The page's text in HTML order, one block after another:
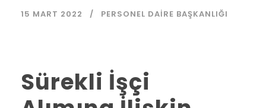
15 MART 2022 PERSONEL DAIRE BAŞKANLIĞI
Sürekli İşçi